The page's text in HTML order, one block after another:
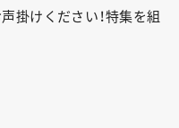
掛けください！特集を組